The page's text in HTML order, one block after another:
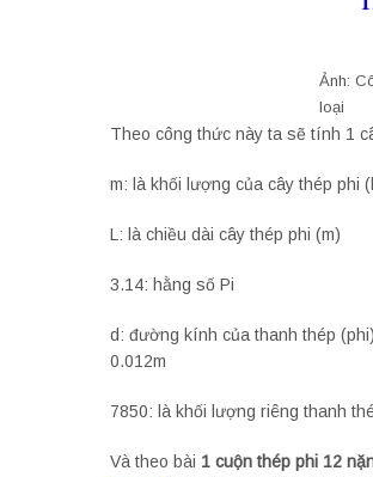
Ảnh:
loại
Theo công thức này ta sẽ tính 1
m: là khối lượng của cây thép phi
L: là chiều dài cây thép phi (m)
3.14: hằng số Pi
d: đường kính của thanh thép
0.012m
7850: là khối lượng riêng thanh
Và theo bài 1 cuộn thép phi 12